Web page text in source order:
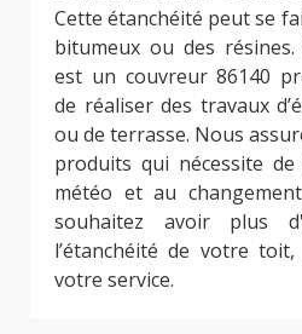
Cette étanchéité peut se
bitumeux ou des
est un couvreur 86140
de réaliser des travaux
ou de terrasse. Nous
produits qui nécessite
météo et au
souhaitez avoir plus
l’étanchéité de votre
votre service.